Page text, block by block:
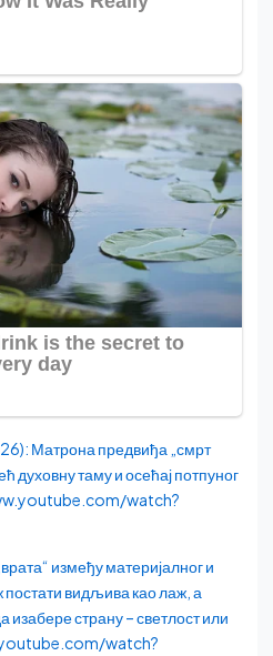
Матрона предвиђа „смрт
духовну таму и осећај потпуног
watch?
између материјалног и
постати видљива као лаж, а
изабере страну – светлост или
watch?